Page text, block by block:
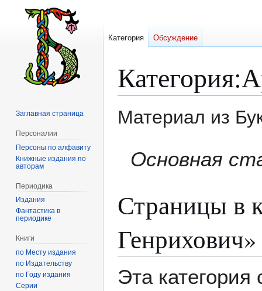
Категория:
Материал из
Основная
Страницы в
Генрихович»
Эта
Категория Обсуждение
Заглавная страница
Персоналии
Персоны по алфавиту
Книжные издания по
авторам
Периодика
Издания
Фантастика в
периодике
Книги
по Месту издания
по Издательству
по Году издания
Серии